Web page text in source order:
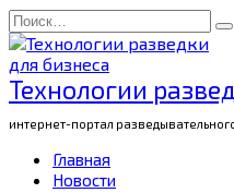
Перейти
к
содержанию
Search
for:
Технологии
интернет-портал
Главная
Новости